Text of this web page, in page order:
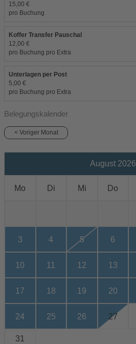
15,00 €
pro Buchung
Koffer Transfer Pauschal
12,00 €
pro Buchung pro Extra
Unterlagen per Post
5,00 €
pro Buchung pro Extra
Belegungskalender
< Voriger Monat
August 2026
Mo Di Mi Do
3 4 5 6
10 11 12 13
17 18 19 20
24 25 26 27
31